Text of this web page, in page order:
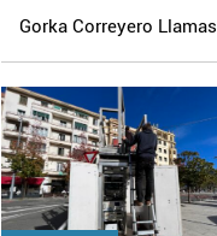
Gorka Correyero Llamas